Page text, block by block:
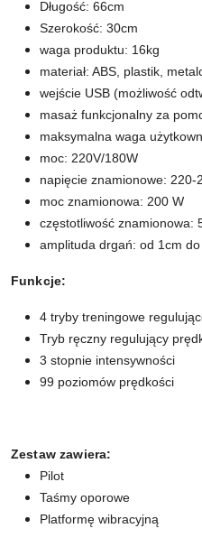
Długość: 66cm
Szerokość: 30cm
waga produktu: 16kg
materiał: ABS, plastik,
wejście USB (możliwość
masaż funkcjonalny za
maksymalna waga
moc: 220V/180W
napięcie znamionowe: 220-
moc znamionowa: 200 W
częstotliwość znamionowa:
amplituda drgań: od 1cm
Funkcje:
4 tryby treningowe
Tryb ręczny regulujący
3 stopnie intensywności
99 poziomów prędkości
Zestaw zawiera:
Pilot
Taśmy oporowe
Platformę wibracyjną